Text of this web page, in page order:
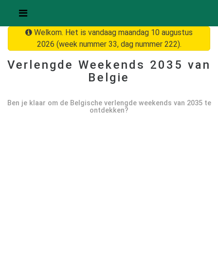
Welkom. Het is vandaag maandag 10 augustus
2026 (week nummer 33, dag nummer 222).
Verlengde Weekends 2035 van
Belgie
Ben je klaar om de Belgische verlengde weekends van 2035te
ontdekken?